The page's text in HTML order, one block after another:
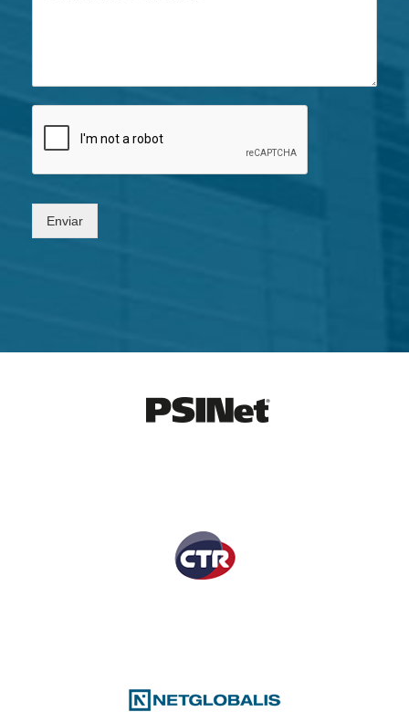
Enviar